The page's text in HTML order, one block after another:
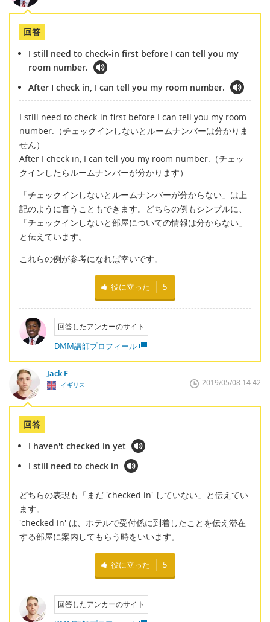
回答
I still need to check-in first before I can tell you my
room number.
After I check in, I can tell you my room number.
I still need to check-in first before I can tell you my room
number.（チェックインしないとルームナンバーは分かりま
せん）
After I check in, I can tell you my room number.（チェッ
クインしたらルームナンバーが分かります）
「チェックインしないとルームナンバーが分からない」は上
記のように言うこともできます。どちらの例もシンプルに、
「チェックインしないと部屋についての情報は分からない」
と伝えています。
これらの例が参考になれば幸いです。
役に立った 5
回答したアンカーのサイト
DMM講師プロフィール
Jack F
イギリス 2019/05/08 14:42
回答
I haven't checked in yet
I still need to check in
どちらの表現も「まだ 'checked in' していない」と伝えてい
ます。
'checked in' は、ホテルで受付係に到着したことを伝え滞在
する部屋に案内してもらう時をいいます。
役に立った 5
回答したアンカーのサイト